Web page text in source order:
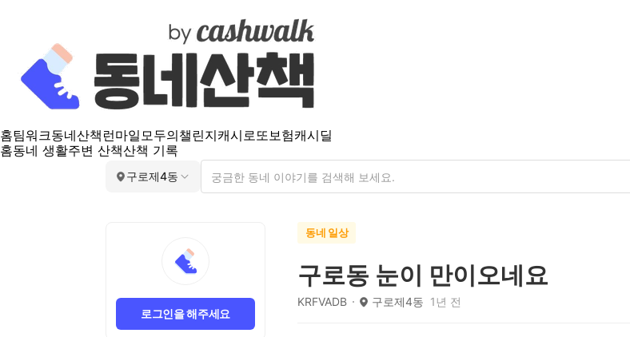
홈팀워크동네산책 런마일모두의챌린지캐시로또보험캐시딜
홈동네 생활주변 산책산책 기록
구로제4동
로그인을 해주세요
동네 일상
구로동 눈이 만이오네요
KRFVADB 구로제4동 1년 전